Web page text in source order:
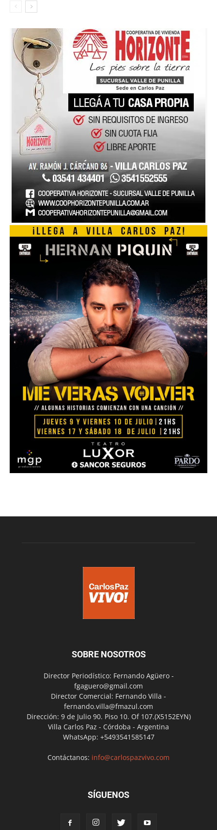
SOBRE NOSOTROS
Director Periodístico: Fernando Agüero -
fgaguero@gmail.com
Director Comercial: Fernando Villa -
fernando.villa@fmazul.com
Dirección: 9 de Julio 90. Piso 10. Of 107.(X5152EYN)
Villa Carlos Paz - Córdoba - Argentina
WhatsApp: +5493541585147
Contáctanos: info@carlospazvivo.com
SÍGUENOS